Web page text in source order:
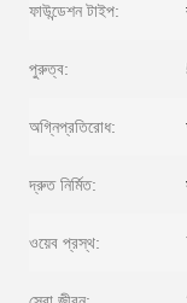
ফাউন্ডেশন টাইপ:
পুরুত্ব:
অগ্নিপ্রতিরোধ:
দ্রুত নির্মিত:
ওয়েব প্রস্থ: